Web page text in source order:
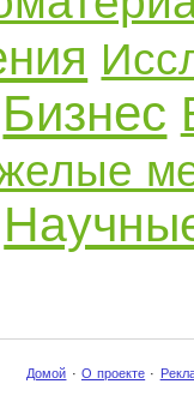
Бизнес
Домой · О проекте ·